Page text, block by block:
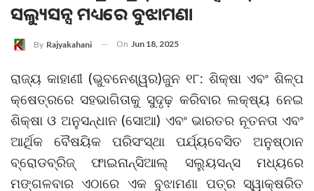
ସଲ୍ୟୁସନ୍ସ ମଧ୍ୟରେ ବୁଝାମଣା
By Rajyakahani On Jun 18, 2025
ରାଜ୍ୟ କାହାଣୀ (ଭୁବନେଶ୍ୱର)ଜୁନ ୧୮: ଶିକ୍ଷା ଏବଂ ଶିଳ୍ପ
କ୍ଷେତ୍ରରେ ସହଭାଗିତାକୁ ସୁଦୃଢ଼ କରିବାର ଲକ୍ଷ୍ୟ ନେଇ
ଶିକ୍ଷା ଓ ଅନୁସନ୍ଧାନ (ସୋଆ) ଏବଂ ଭାରତର ନୂତନତା ଏବଂ
ଆର୍ଥିକ ବୈଷୟିକ ପରିସଂସ୍ଥା ପର୍ଯ୍ୟବେସିତ ଅନୁଷ୍ଠାନ
ବ୍ରୋଡବ୍ରିଜ୍ ଫାଇନାନ୍ସିଆଲ୍ ସଲ୍ୟୁସନ୍ସ ମଧ୍ୟରେ
ମଙ୍ଗଳବାର ଏଠାରେ ଏକ ବୁଝାମଣା ପତ୍ର ସ୍ୱାକ୍ଷରିତ